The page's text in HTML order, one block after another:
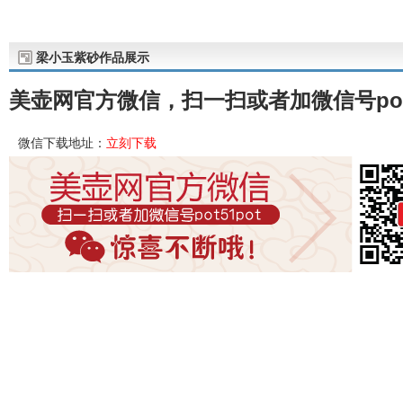
梁小玉紫砂作品展示
美壶网官方微信，扫一扫或者加微信号
微信下载地址： 立刻下载